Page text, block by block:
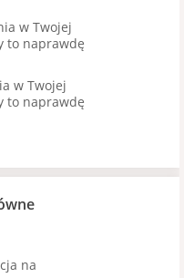
w Twojej
to naprawdę
w Twojej
to naprawdę
na